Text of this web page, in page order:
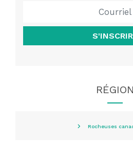
RÉGION
Rocheuses